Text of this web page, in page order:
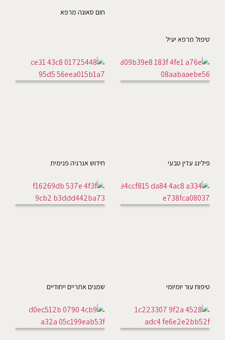
טיפול מרפא יעיל
חום סאונה מרפא
פילינג עדין טבעי חידוש אנרגיה פנימית
טיפוח עור יומיומי שמנים אתריים ייחודיים